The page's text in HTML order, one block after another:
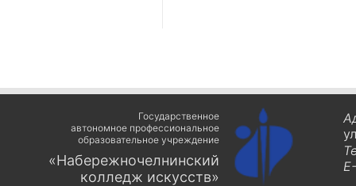
Государственное
автономное профессиональное
образовательное учреждение
«Набережночелнинский
колледж искусств»